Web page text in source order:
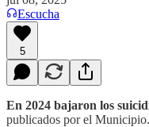
Escucha
5
En 2024 bajaron los
publicados por el Municipio.